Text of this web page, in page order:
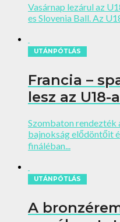
Vasárnap lezárul az
es Slovenia Ball. Az
UTÁNPÓTLÁS
Francia –
lesz az
Szombaton rendezték
bajnokság elődöntőit
fináléban...
UTÁNPÓTLÁS
A